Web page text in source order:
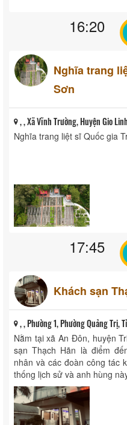
16:20
Nghĩa trang
Sơn
17:45
Khách sạn
, , Phường 1, Phường Quảng Trị,
Nằm tại xã An Đôn, huyện
sạn Thạch Hãn là điểm
nhân và các đoàn công tác
thống lịch sử và anh hùng